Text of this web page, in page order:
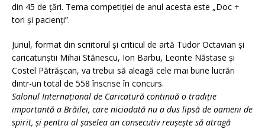
din 45 de ţări. Tema competiţiei de anul acesta este „Doc +
tori şi pacienţi”.
Juriul, format din scriitorul şi criticul de artă Tudor Octavian şi
caricaturiştii Mihai Stănescu, Ion Barbu, Leonte Năstase şi
Costel Pătrăşcan, va trebui să aleagă cele mai bune lucrări
dintr-un total de 558 înscrise în concurs.
Salonul Internaţional de Caricatură continuă o tradiţie
importantă a Brăilei, care niciodată nu a dus lipsă de oameni de
spirit, şi pentru al şaselea an consecutiv reuşeşte să atragă